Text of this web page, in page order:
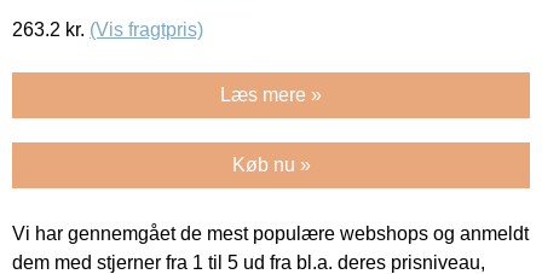
263.2 kr. (Vis fragtpris)
Læs mere »
Køb nu »
Vi har gennemgået de mest populære webshops og anmeldt
dem med stjerner fra 1 til 5 ud fra bl.a. deres prisniveau,